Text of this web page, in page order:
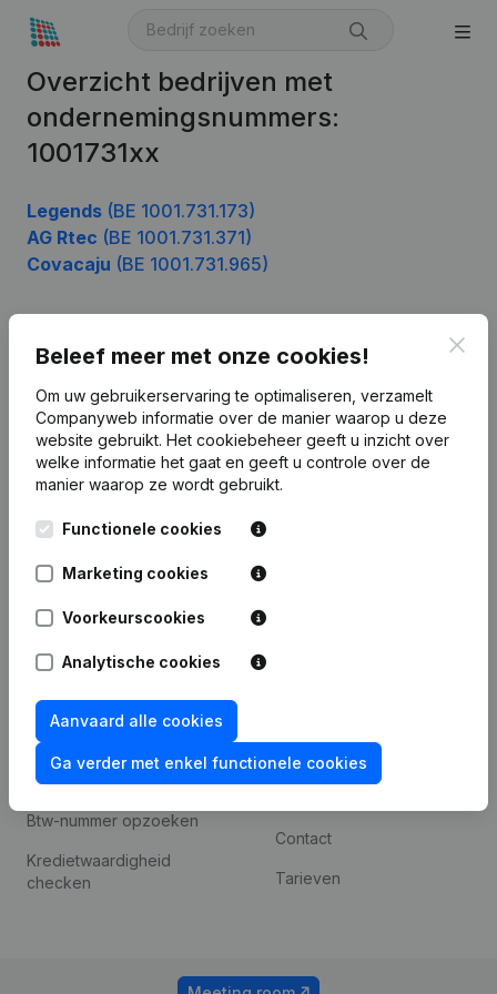
Overzicht bedrijven met
ondernemingsnummers:
1001731xx
Legends (BE 1001.731.173)
AG Rtec (BE 1001.731.371)
Covacaju (BE 1001.731.965)
Beleef meer met onze cookies!
Om uw gebruikerservaring te optimaliseren, verzamelt
Companyweb informatie over de manier waarop u deze
website gebruikt. Het cookiebeheer geeft u inzicht over
welke informatie het gaat en geeft u controle over de
manier waarop ze wordt gebruikt.
Functionele cookies
Marketing cookies
Voorkeurscookies
Analytische cookies
Aanvaard alle cookies
Ga verder met enkel functionele cookies
Nederlands
Leuvensesteenweg
1800 Vilvoorde
Product
Bedrijfsinformatie
Monitoring
Internationaal zoeken
Compliance &
fraudepreventie
Jaarrekening raadplegen
Btw-nummer opzoeken
Kredietwaardigheid
checken
Integraties op maat
Contact
Tarieven